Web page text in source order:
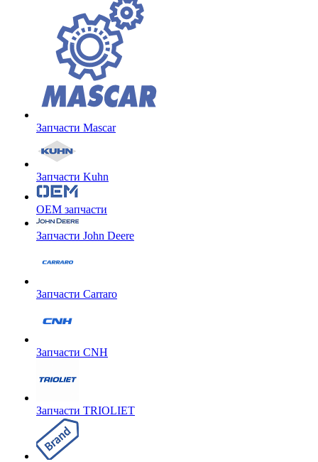
Запчасти Mascar
Запчасти Kuhn
OEM запчасти
Запчасти John Deere
Запчасти Carraro
Запчасти CNH
Запчасти TRIOLIET